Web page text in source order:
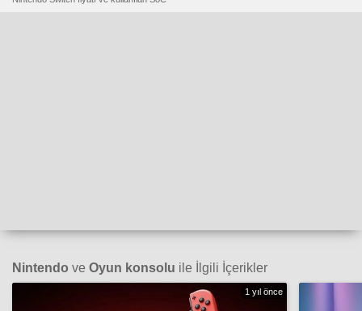
Nintendo ve Oyun konsolu ile İlgili İçerikler
1 yıl önce